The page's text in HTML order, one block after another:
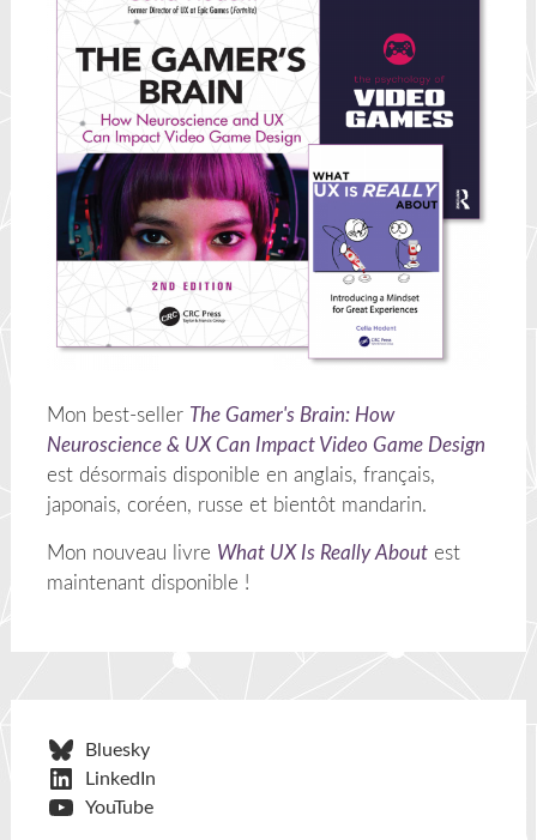
Mon best-seller The Gamer's Brain: How
Neuroscience & UX Can Impact Video Game Design
est désormais disponible en anglais, français,
japonais, coréen, russe et bientôt mandarin.
Mon nouveau livre What UX Is Really Aboutest
maintenant disponible !
Bluesky
LinkedIn
YouTube